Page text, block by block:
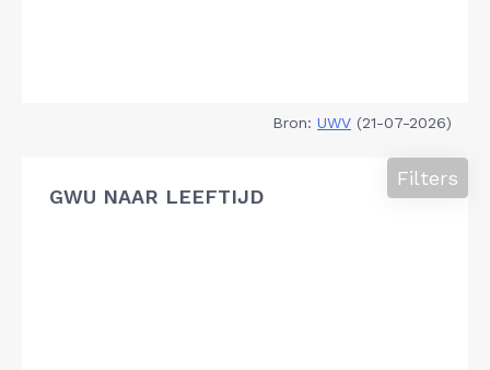
Bron: UWV (21-07-2026)
GWU NAAR LEEFTIJD
Filters